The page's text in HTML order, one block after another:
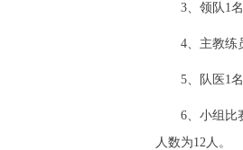
3、领队1名
4、主教练员
5、队医1名
6、小组比赛
人数为12人。